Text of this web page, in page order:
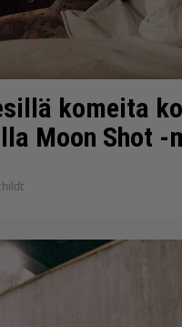
komeita
Moon Shot